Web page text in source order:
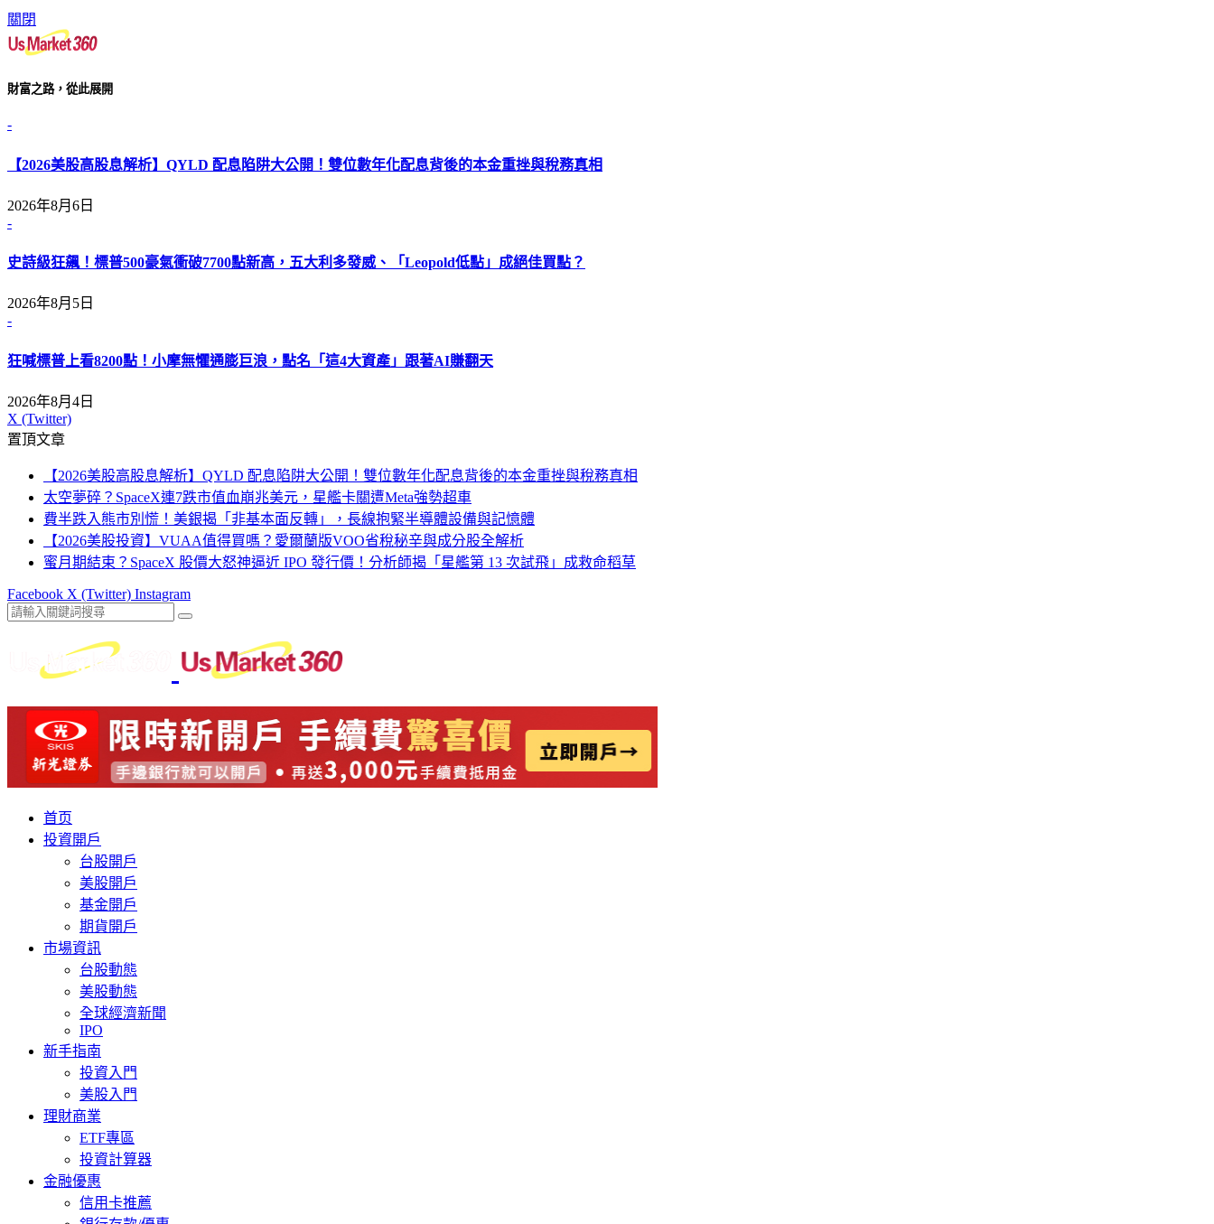
關閉
財富之路，從此展開
-
【2026美股高股息解析】QYLD 配息陷阱大公開！雙位數年化配息背後的本金重挫與稅務真相
2026年8月6日
-
史詩級狂飆！標普500豪氣衝破7700點新高，五大利多發威、「Leopold低點」成絕佳買點？
2026年8月5日
-
狂喊標普上看8200點！小摩無懼通膨巨浪，點名「這4大資產」跟著AI賺翻天
2026年8月4日
X (Twitter)
置頂文章
【2026美股高股息解析】QYLD 配息陷阱大公開！雙位數年化配息背後的本金重挫與稅務真相
太空夢碎？SpaceX連7跌市值血崩兆美元，星艦卡關遭Meta強勢超車
費半跌入熊市別慌！美銀揭「非基本面反轉」，長線抱緊半導體設備與記憶體
【2026美股投資】VUAA值得買嗎？愛爾蘭版VOO省稅秘辛與成分股全解析
蜜月期結束？SpaceX 股價大怒神逼近 IPO 發行價！分析師揭「星艦第 13 次試飛」成救命稻草
Facebook X (Twitter) Instagram
首页
投資開戶
台股開戶
美股開戶
基金開戶
期貨開戶
市場資訊
台股動態
美股動態
全球經濟新聞
IPO
新手指南
投資入門
美股入門
理財商業
ETF專區
投資計算器
金融優惠
信用卡推薦